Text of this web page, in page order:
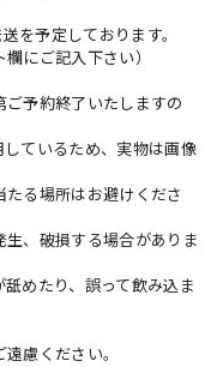
を予定しております。
にご記入下さい）
予約終了いたしますの
ているため、実物は画像
る場所はお避けくださ
、破損する場合がありま
めたり、誤って飲み込ま
慮ください。